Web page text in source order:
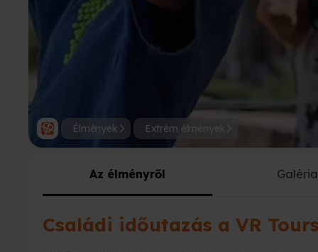
Élmények Extrém élmények
Az élményről Galéria
Családi időutazás a VR